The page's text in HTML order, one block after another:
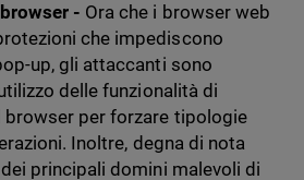
- Ora che i browser web
che impediscono
up, gli attaccanti sono
delle funzionalità di
browser per forzare tipologie
Inoltre, degna di nota
principali domini malevoli di